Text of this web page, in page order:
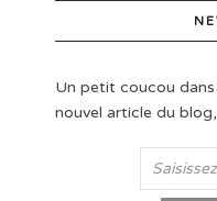
Un petit coucou
nouvel article du